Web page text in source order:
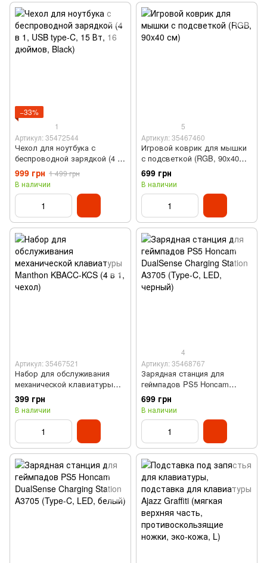
−33%
1
Артикул: 35472544
Чехол для ноутбука с
беспроводной зарядкой (4 в
1, USB type-C, 15 Вт, 16
дюймов, Black)
999 грн 1 499 грн
В наличии
5
Артикул: 35467460
Игровой коврик для мышки
с подсветкой (RGB, 90x40
см)
699 грн
В наличии
Артикул: 35467521
Набор для обслуживания
механической клавиатуры
Manthon KBACC-KCS (4 в 1,
чехол)
399 грн
В наличии
4
Артикул: 35468767
Зарядная станция для
геймпадов PS5 Honcam
DualSense Charging Station
A3705 (Type-C, LED, черный)
699 грн
В наличии